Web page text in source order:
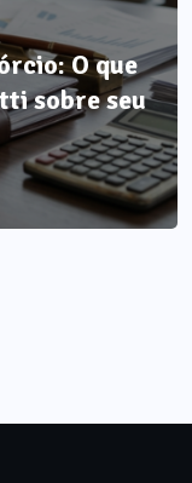
O que
sobre seu
que não